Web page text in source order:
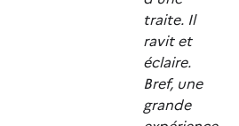
traite. Il
ravit et
éclaire.
Bref, une
grande